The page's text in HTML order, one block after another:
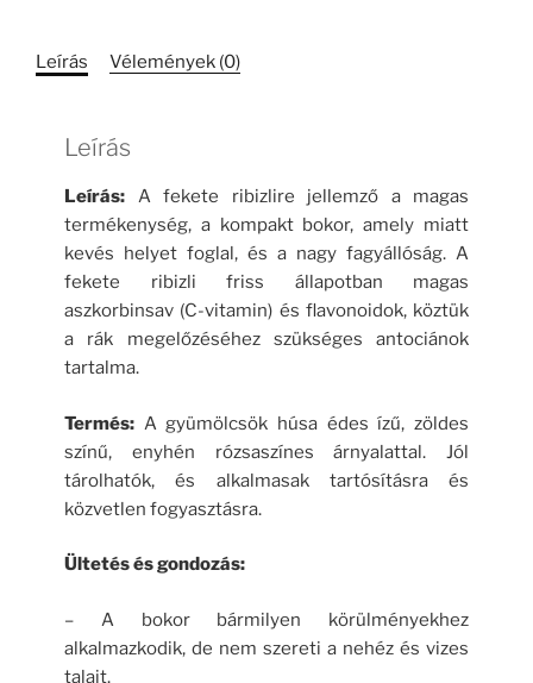
Leírás Vélemények (0)
Leírás
Leírás: A fekete ribizlire jellemző a magas
termékenység, a kompakt bokor, amely miatt
kevés helyet foglal, és a nagy fagyállóság. A
fekete ribizli friss állapotban magas
aszkorbinsav (C-vitamin) és flavonoidok, köztük
a rák megelőzéséhez szükséges antociánok
tartalma.
Termés: A gyümölcsök húsa édes ízű, zöldes
színű, enyhén rózsaszínes árnyalattal. Jól
tárolhatók, és alkalmasak tartósításra és
közvetlen fogyasztásra.
Ültetés és gondozás:
– A bokor bármilyen körülményekhez
alkalmazkodik, de nem szereti a nehéz és vizes
talajt.